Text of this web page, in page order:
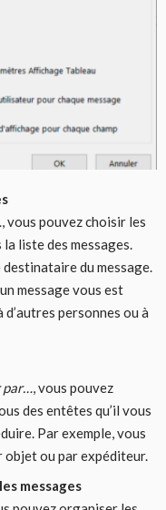
, vous pouvez choisir les
liste des messages.
du message.
message vous est
personnes ou à
par…, vous pouvez
des entêtes qu’il vous
Par exemple, vous
objet ou par expéditeur.
messages